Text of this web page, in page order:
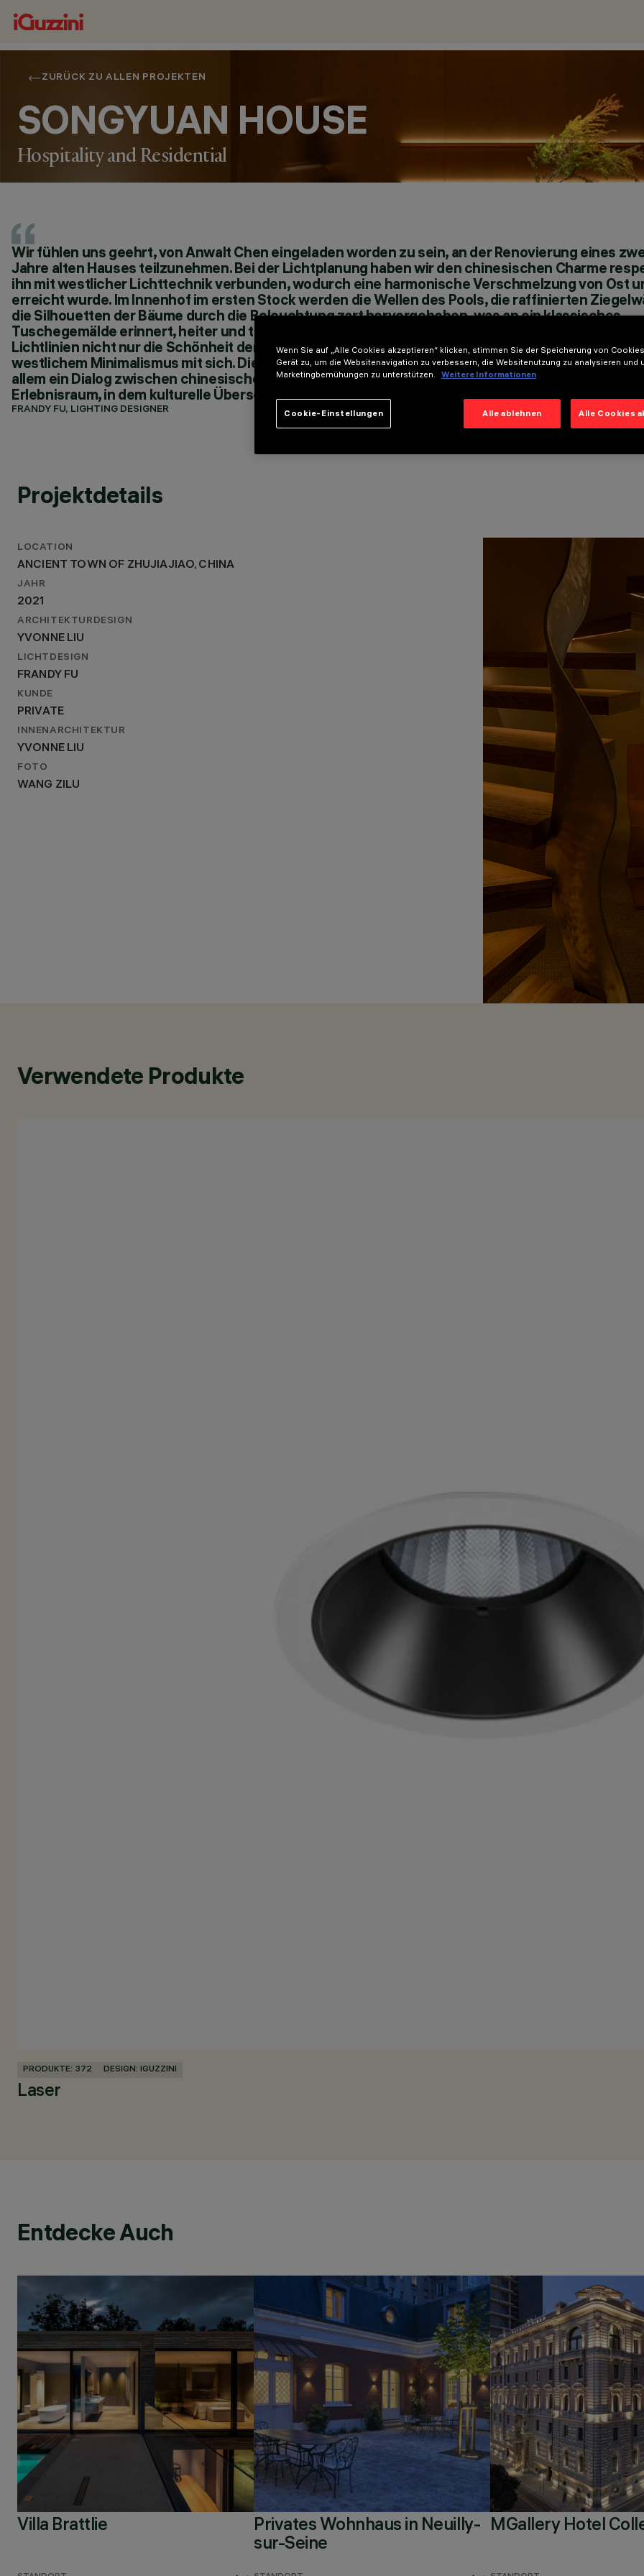
ZURÜCK ZU ALLEN PROJEKTEN
SONGYUAN HOUSE
Hospitality and Residential
STANDORT
ANCIENT TOWN OF ZHUJIAJIAO, CHINA
JAHR
2021
ARCHITEKTURDESIGN
YVONNE LIU
LICHTDESIGN
FRANDY FU
Wir fühlen uns geehrt, von Anwalt Chen eingeladen worden zu sein, an der Renovierung eines
Jahre alten Hauses teilzunehmen. Bei der Lichtplanung haben wir den chinesischen Charme
ihn mit westlicher Lichttechnik verbunden, wodurch eine harmonische Verschmelzung von Ost
erreicht wurde. Im Innenhof im ersten Stock werden die Wellen des Pools, die raffinierten
die Silhouetten der Bäume durch die Beleuchtung zart hervorgehoben, was an ein klassisches
Tuschegemälde erinnert, heiter und tiefgründig. Im zweiten Stock betonen die von den Tricks
Lichtlinien nicht nur die Schönheit der antiken Struktur des Hauses, sondern bringen auch einen
westlichem Minimalismus mit sich. Dieses Projekt ist eine Verschmelzung von Technologie und
allem ein Dialog zwischen chinesischer und westlicher Kultur. Das Haus der Vorfahren wird zu
Erlebnisraum, in dem kulturelle Überschneidungen gefeiert werden.
FRANDY FU, LIGHTING DESIGNER
Projektdetails
LOCATION
ANCIENT TOWN OF ZHUJIAJIAO, CHINA
JAHR
2021
ARCHITEKTURDESIGN
YVONNE LIU
LICHTDESIGN
FRANDY FU
KUNDE
PRIVATE
INNENARCHITEKTUR
YVONNE LIU
FOTO
WANG ZILU
Verwendete Produkte
PRODUKTE: 372 DESIGN: IGUZZINI
Laser
Entdecke Auch
Villa Brattlie
Privates Wohnhaus in Neuilly-
sur-Seine
MGallery Hotel
Wenn Sie auf „Alle Cookies akzeptieren“ klicken, stimmen Sie der Speicherung von
Gerät zu, um die Websitenavigation zu verbessern, die Websitenutzung zu analysieren und
Marketingbemühungen zu unterstützen.
Weitere Informationen
Alle ablehnen Alle Cookies
Cookie-Einstellungen